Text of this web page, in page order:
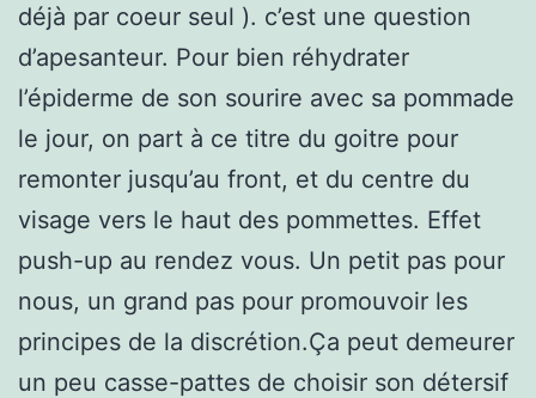
déjà par coeur seul ). c’est une question
d’apesanteur. Pour bien réhydrater
l’épiderme de son sourire avec sa pommade
le jour, on part à ce titre du goitre pour
remonter jusqu’au front, et du centre du
visage vers le haut des pommettes. Effet
push-up au rendez vous. Un petit pas pour
nous, un grand pas pour promouvoir les
principes de la discrétion.Ça peut demeurer
un peu casse-pattes de choisir son détersif